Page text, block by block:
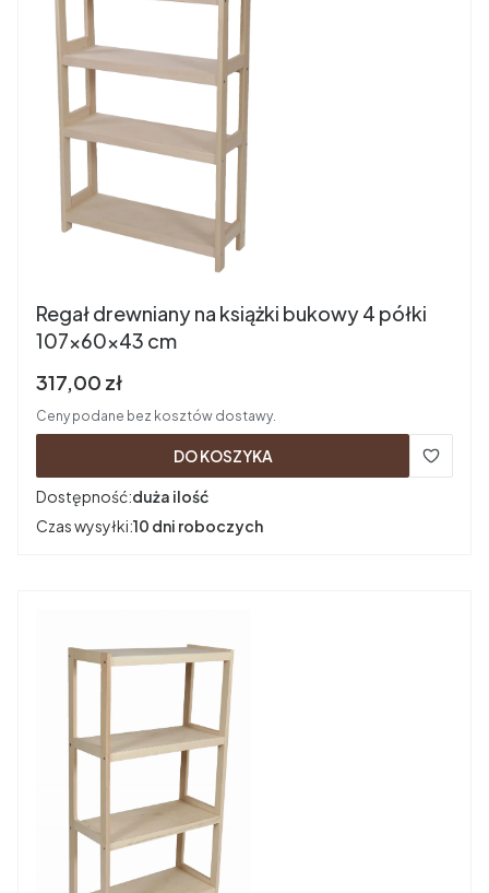
Regał drewniany na książki bukowy 4 półki
107x60x43 cm
Cena brutto
317,00 zł
Ceny podane bez kosztów dostawy.
DO KOSZYKA
Dostępność:duża ilość
Czas wysyłki:10 dni roboczych